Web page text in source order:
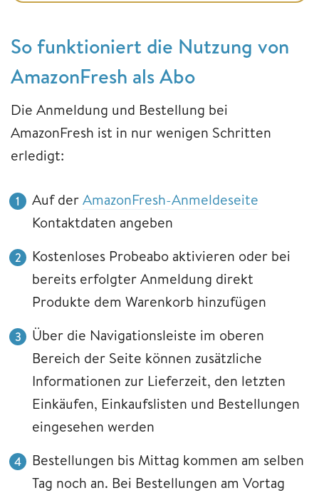
So funktioniert die Nutzung von
AmazonFresh als Abo
Die Anmeldung und Bestellung bei
AmazonFresh ist in nur wenigen Schritten
erledigt:
Auf derAmazonFresh-Anmeldeseite
Kontaktdaten angeben
Kostenloses Probeabo aktivieren oder bei
bereits erfolgter Anmeldung direkt
Produkte dem Warenkorb hinzufügen
Über die Navigationsleiste im oberen
Bereich der Seite können zusätzliche
Informationen zur Lieferzeit, den letzten
Einkäufen, Einkaufslisten und Bestellungen
eingesehen werden
Bestellungen bis Mittag kommen am selben
Tag noch an. Bei Bestellungen am Vortag